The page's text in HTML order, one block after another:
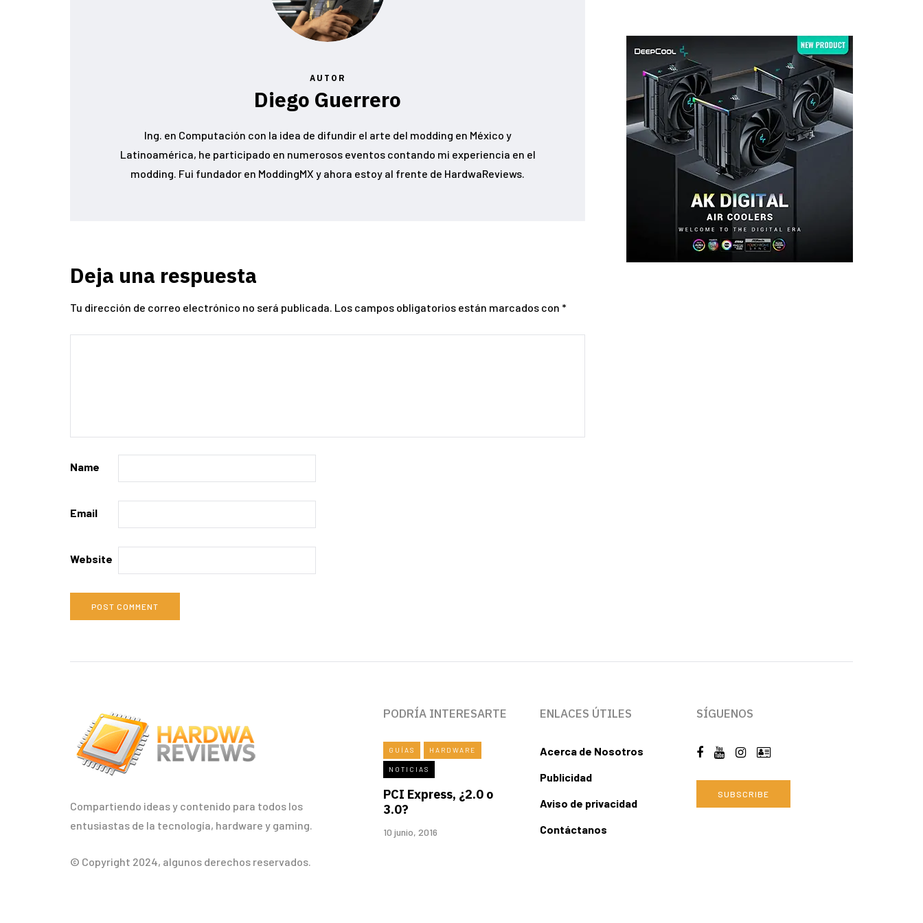
AUTOR
Diego Guerrero
Ing. en Computación con la idea de difundir el arte del modding en México y
Latinoamérica, he participado en numerosos eventos contando mi experiencia en el
modding. Fui fundador en ModdingMX y ahora estoy al frente de HardwaReviews.
Deja una respuesta
Tu dirección de correo electrónico no será publicada. Los campos obligatorios están marcados con *
Name
Email
Website
Compartiendo ideas y contenido para todos los
entusiastas de la tecnología, hardware y gaming.
© Copyright 2024, algunos derechos reservados.
PODRÍA INTERESARTE
GUÍAS HARDWARE
NOTICIAS
PCI Express, ¿2.0 o
3.0?
10 junio, 2016
ENLACES ÚTILES
Acerca de Nosotros
Publicidad
Aviso de privacidad
Contáctanos
SÍGUENOS
SUBSCRIBE